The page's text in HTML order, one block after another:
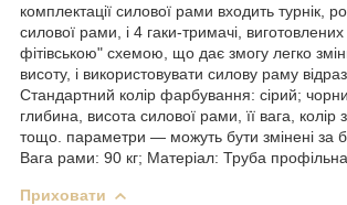
комплектації силової рами входить турнік,
силової рами, і 4 гаки-тримачі,
фітівською" схемою, що дає змогу легко
висоту, і використовувати силову раму
Стандартний колір фарбування: сірий;
глибина, висота силової рами, її вага, колір
тощо. параметри — можуть бути змінені за
Вага рами: 90 кг; Матеріал: Труба
Приховати